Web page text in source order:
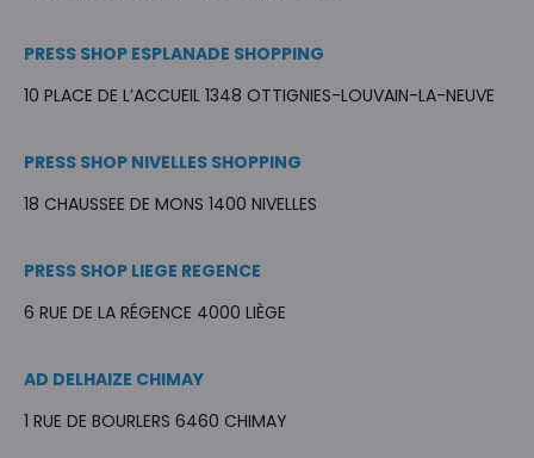
PRESS SHOP ESPLANADE SHOPPING
10 PLACE DE L’ACCUEIL 1348 OTTIGNIES-LOUVAIN-LA-NEUVE
PRESS SHOP NIVELLES SHOPPING
18 CHAUSSEE DE MONS 1400 NIVELLES
PRESS SHOP LIEGE REGENCE
6 RUE DE LA RÉGENCE 4000 LIÈGE
AD DELHAIZE CHIMAY
1 RUE DE BOURLERS 6460 CHIMAY